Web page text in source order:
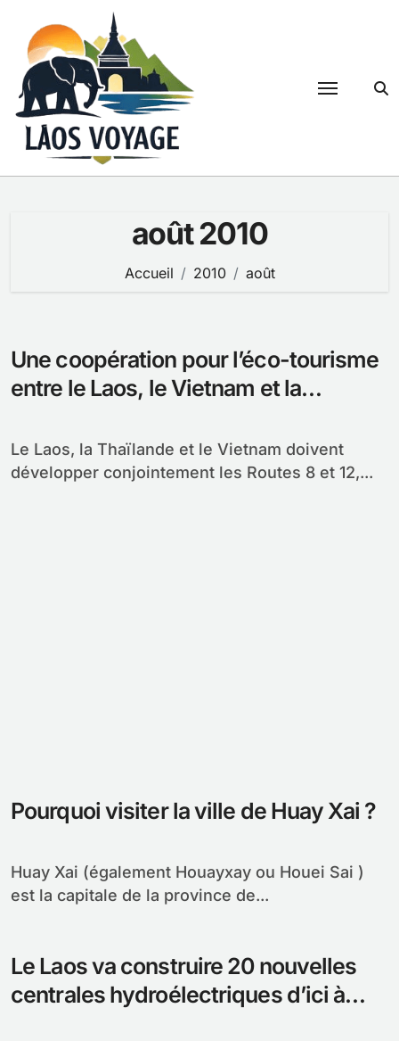
contenu
août 2010
Accueil 2010 août
Une coopération pour l’éco-tourisme
entre le Laos, le Vietnam et la
Le Laos, la Thaïlande et le Vietnam doivent
développer conjointement les Routes 8 et 12,...
Pourquoi visiter la ville de Huay Xai ?
Huay Xai (également Houayxay ou Houei Sai )
est la capitale de la province de...
Le Laos va construire 20 nouvelles
centrales hydroélectriques d’ici à